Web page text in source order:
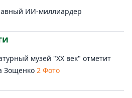
ИИ-миллиардер
музей "ХХ век" отметит
Зощенко 2 Фото